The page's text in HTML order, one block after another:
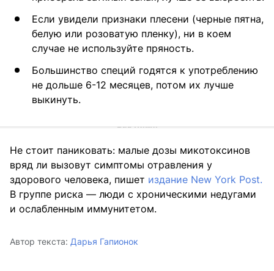
Если увидели признаки плесени (черные пятна,
белую или розоватую пленку), ни в коем
случае не используйте пряность.
Большинство специй годятся к употреблению
не дольше 6-12 месяцев, потом их лучше
выкинуть.
Не стоит паниковать: малые дозы микотоксинов
вряд ли вызовут симптомы отравления у
здорового человека, пишет издание New York Post.
В группе риска — люди с хроническими недугами
и ослабленным иммунитетом.
Автор текста: Дарья Гапионок